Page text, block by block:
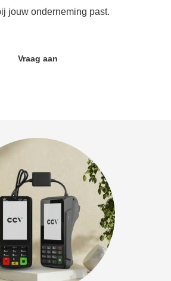
jouw onderneming past.
Vraag aan